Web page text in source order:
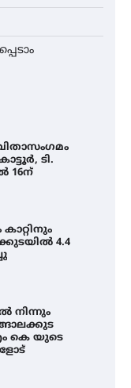
ടി.
16ന്
4.4
നിന്നും
കെ യുടെ